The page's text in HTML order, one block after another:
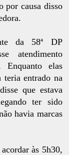
por causa disso
da 58ª DP
atendimento
Enquanto elas
teria entrado na
que estava
ter sido
havia marcas
às 5h30,